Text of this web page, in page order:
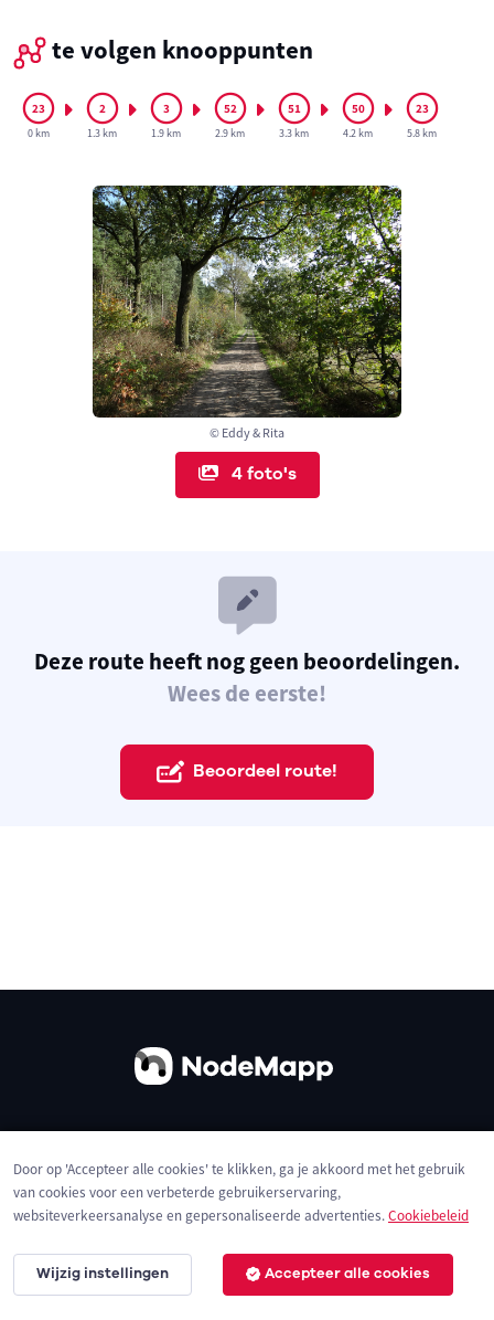
© Eddy & Rita
4 foto's
te volgen knooppunten
0 km 1.3 km 1.9 km 2.9 km 3.3 km 4.2 km 5.8 km
Deze route heeft nog geen beoordelingen.
Wees de eerste!
Beoordeel route!
Privacybeleid Cookies
Door op 'Accepteer alle cookies' te klikken, ga je akkoord met het gebruik
van cookies voor een verbeterde gebruikerservaring,
websiteverkeersanalyse en gepersonaliseerde advertenties.Cookiebeleid
Wijzig instellingen Accepteer alle cookies